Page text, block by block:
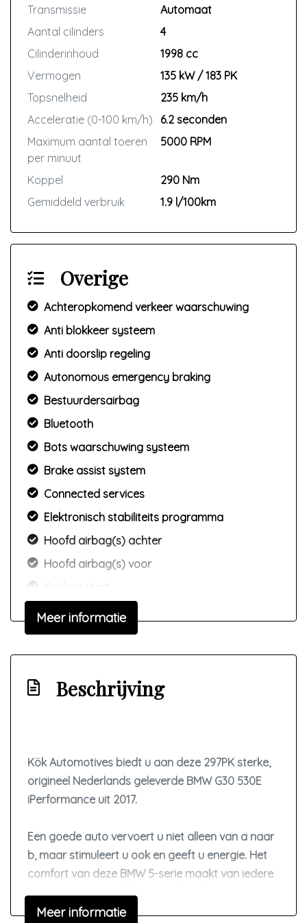
Transmissie
Automaat
Aantal cilinders
4
Cilinderinhoud
1998 cc
Vermogen
135 kW / 183 PK
Topsnelheid
235 km/h
Acceleratie (0-100 km/h)
6.2 seconden
Maximum aantal toeren
per minuut
5000 RPM
Koppel
290 Nm
Gemiddeld verbruik
1.9 l/100km
Overige
Achteropkomend verkeer waarschuwing
Anti blokkeer systeem
Anti doorslip regeling
Autonomous emergency braking
Bestuurdersairbag
Bluetooth
Bots waarschuwing systeem
Brake assist system
Connected services
Elektronisch stabiliteits programma
Hoofd airbag(s) achter
Hoofd airbag(s) voor
Keyless start
Led mistlampen
Oplaadmogelijkheid
Passagiersairbag
Zij airbag(s) voor
Buitenspiegels elektrisch inklapbaar
Buitenspiegels elektrisch verstel- en
verwarmbaar
Dimlichten automatisch
Getint glas
Led koplampen
Meer informatie
Beschrijving
Kök Automotives biedt u aan deze 297PK sterke,
origineel Nederlands geleverde BMW G30 530E
iPerformance uit 2017.
Een goede auto vervoert u niet alleen van a naar
b, maar stimuleert u ook en geeft u energie. Het
comfort van deze BMW 5-serie maakt van iedere
rit een genoegen, u komt steeds vol energie op
uw bestemming aan. Zuinig, slim en
Meer informatie